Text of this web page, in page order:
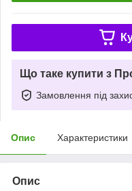
Що таке купити з
Замовлення під
Опис Характеристики
Опис